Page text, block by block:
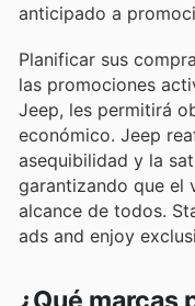
anticipado a
Planificar sus
las promociones
Jeep, les permitirá
económico. Jeep
asequibilidad y la
garantizando que el
alcance de todos.
ads and enjoy